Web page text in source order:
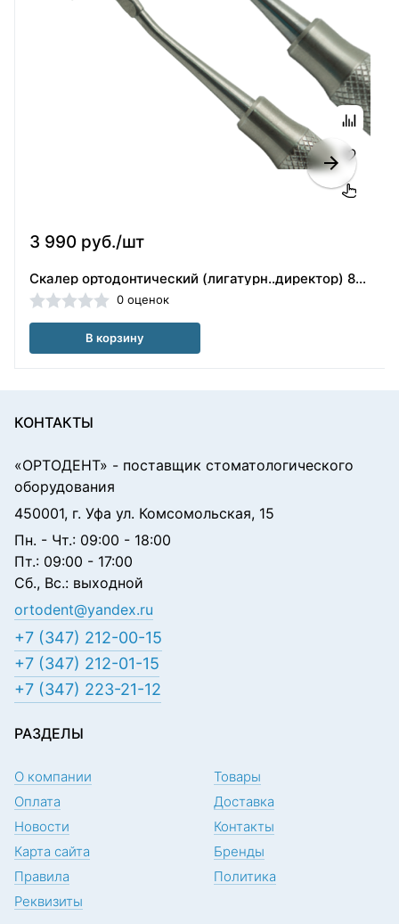
3 990 руб./шт
Скалер ортодонтический (лигатурн..директор) 803-0159 , Ormco (США)
0 оценок
В корзину
КОНТАКТЫ
«ОРТОДЕНТ» - поставщик стоматологического
оборудования
450001, г. Уфа ул. Комсомольская, 15
Пн. - Чт.: 09:00 - 18:00
Пт.: 09:00 - 17:00
Сб., Вс.: выходной
ortodent@yandex.ru
+7 (347) 212-00-15
+7 (347) 212-01-15
+7 (347) 223-21-12
РАЗДЕЛЫ
О компании
Товары
Оплата
Доставка
Новости
Контакты
Карта сайта
Бренды
Правила
Политика
Реквизиты